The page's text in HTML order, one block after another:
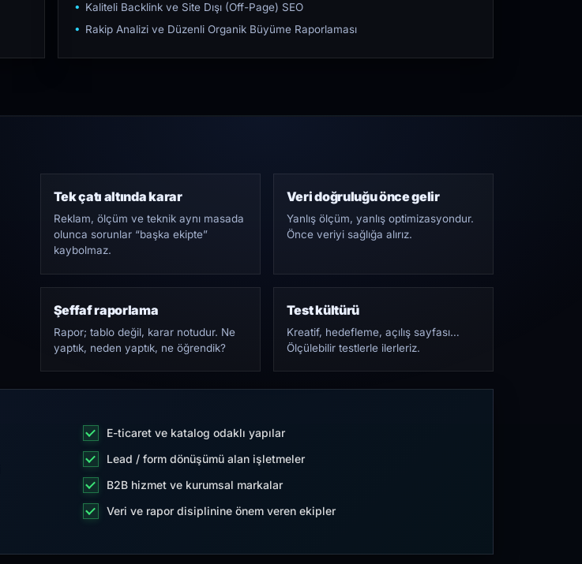
Kaliteli Backlink ve Site Dışı (Off-Page) SEO
Rakip Analizi ve Düzenli Organik Büyüme Raporlaması
Tek çatı altında karar
Reklam, ölçüm ve teknik aynı masada
olunca sorunlar “başka ekipte”
kaybolmaz.
Veri doğruluğu önce gelir
Yanlış ölçüm, yanlış optimizasyondur.
Önce veriyi sağlığa alırız.
Şeffaf raporlama
Rapor; tablo değil, karar notudur. Ne
yaptık, neden yaptık, ne öğrendik?
Test kültürü
Kreatif, hedefleme, açılış sayfası…
Ölçülebilir testlerle ilerleriz.
E-ticaret ve katalog odaklı yapılar
Lead / form dönüşümü alan işletmeler
B2B hizmet ve kurumsal markalar
Veri ve rapor disiplinine önem veren ekipler